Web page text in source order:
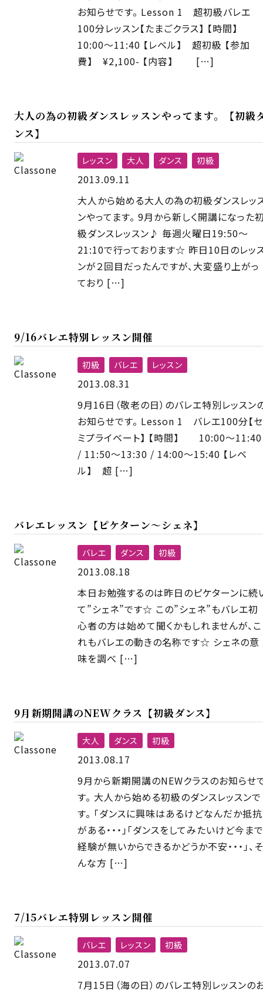
お知らせです。 Lesson 1 超初級バレエ
100分レッスン【たまごクラス】 【時間】
10:00〜11:40 【レベル】 超初級 【参加
費】 ¥2,100- 【内容】 […]
大人の為の初級ダンスレッスンやってます。【初級
ンス】
レッスン 大人 ダンス 初級
2013.09.11
大人から始める大人の為の初級ダンスレッ
ンやってます。 9月から新しく開講になった
級ダンスレッスン♪ 毎週火曜日19:50〜
21:10で行っております☆ 昨日10日のレッ
ンが２回目だったんですが、大変盛り上がっ
ており […]
9/16バレエ特別レッスン開催
初級 バレエ レッスン
2013.08.31
9月16日（敬老の日）のバレエ特別レッスン
お知らせです。 Lesson 1 バレエ100分【セ
ミプライベート】 【時間】 10:00〜11:40
/ 11:50〜13:30 / 14:00〜15:40 【レベ
ル】 超 […]
バレエレッスン【ピケターン〜シェネ】
バレエ ダンス 初級
2013.08.18
本日お勉強するのは昨日のピケターンに続
て”シェネ”です☆ この”シェネ”もバレエ初
心者の方は始めて聞くかもしれませんが、こ
れもバレエの動きの名称です☆ シェネの意
味を調べ […]
9月新期開講のNEWクラス【初級ダンス】
大人 ダンス 初級
2013.08.17
9月から新期開講のNEWクラスのお知らせ
す。 大人から始める初級のダンスレッスンで
す。 「ダンスに興味はあるけどなんだか抵抗
がある・・・」「ダンスをしてみたいけど今まで
経験が無いからできるかどうか不安・・・」、そ
んな方 […]
7/15バレエ特別レッスン開催
バレエ レッスン 初級
2013.07.07
7月15日（海の日）のバレエ特別レッスンの